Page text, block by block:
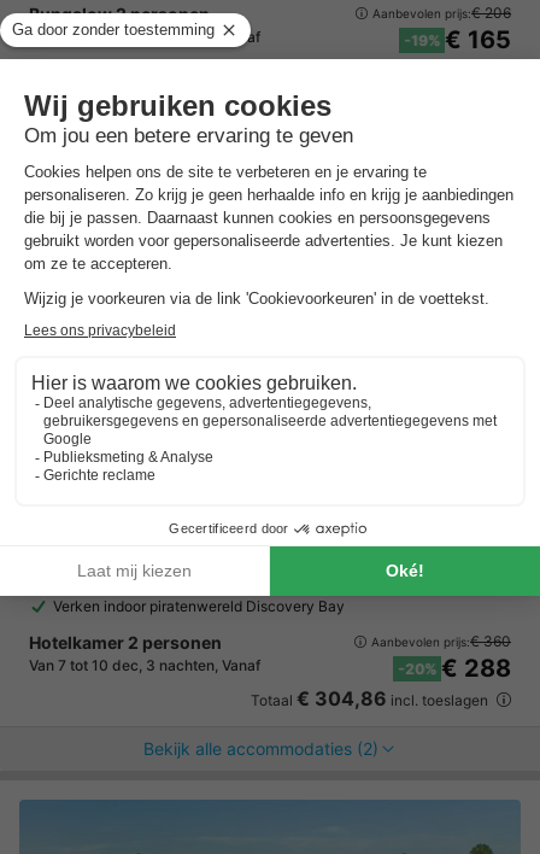
Bungalow 2 personen
Van 7 tot 10 dec, 3 nachten, Vanaf
Aanbevolen prijs:€ 206
-19% € 165
Bekijk alle accommodaties (1)
Center Parcs De Vossemeren
Vlaanderen,Lommel
Aquapark en de Aqua Mundo met trechterglijbaan
Verken indoor piratenwereld Discovery Bay
Hotelkamer 2 personen
Van 7 tot 10 dec, 3 nachten, Vanaf
Aanbevolen prijs:€ 360
-20% € 288
Totaal € 304,86 incl. toeslagen
Bekijk alle accommodaties (2)